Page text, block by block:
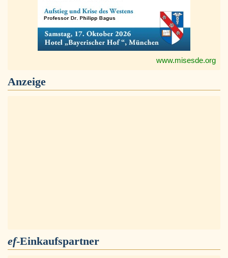
www.misesde.org
Anzeige
ef-Einkaufspartner